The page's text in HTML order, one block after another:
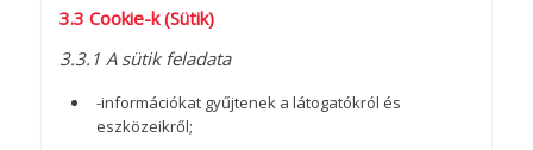
3.3 Cookie-k (Sütik)
3.3.1 A sütik feladata
-információkat gyűjtenek a látogatókról és
eszközeikről;